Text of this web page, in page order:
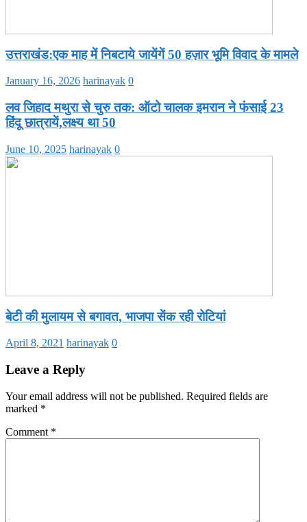
उत्तराखंड:एक माह में निबटाये जायेंगें 50 हज़ार भूमि विवाद के मामले
January 16, 2026 harinayak 0
लव जिहाद मथुरा से चुरु तक: ऑटो चालक इमरान ने फंसाई 23
हिंदू छात्रायें,लक्ष्य था 50
June 10, 2025 harinayak 0
बेटी की मुलायम से बगावत, भाजपा सेंक रही रोटियां
April 8, 2021 harinayak 0
Leave a Reply
Your email address will not be published. Required fields are
marked *
Comment *